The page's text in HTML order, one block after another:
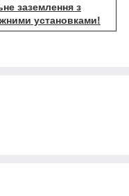
заземлення з
установками!